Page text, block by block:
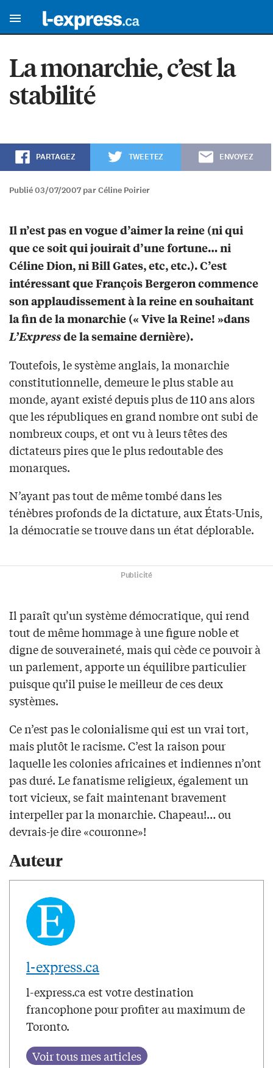
La monarchie, c’est la
stabilité
PARTAGEZ TWEETEZ ENVOYEZ
Publié 03/07/2007 par Céline Poirier
Il n’est pas en vogue d’aimer la reine (ni qui
que ce soit qui jouirait d’une fortune… ni
Céline Dion, ni Bill Gates, etc, etc.). C’est
intéressant que François Bergeron commence
son applaudissement à la reine en souhaitant
la fin de la monarchie (« Vive la Reine! »dans
L’Expressde la semaine dernière).
Toutefois, le système anglais, la monarchie
constitutionnelle, demeure le plus stable au
monde, ayant existé depuis plus de 110 ans alors
que les républiques en grand nombre ont subi de
nombreux coups, et ont vu à leurs têtes des
dictateurs pires que le plus redoutable des
monarques.
N’ayant pas tout de même tombé dans les
ténèbres profonds de la dictature, aux États-Unis,
la démocratie se trouve dans un état déplorable.
Publicité
Il paraît qu’un système démocratique, qui rend
tout de même hommage à une figure noble et
digne de souveraineté, mais qui cède ce pouvoir à
un parlement, apporte un équilibre particulier
puisque qu’il puise le meilleur de ces deux
systèmes.
Ce n’est pas le colonialisme qui est un vrai tort,
mais plutôt le racisme. C’est la raison pour
laquelle les colonies africaines et indiennes n’ont
pas duré. Le fanatisme religieux, également un
tort vicieux, se fait maintenant bravement
interpeller par la monarchie. Chapeau!… ou
devrais-je dire «couronne»!
Auteur
l-express.ca
l-express.ca est votre destination
francophone pour profiter au maximum de
Toronto.